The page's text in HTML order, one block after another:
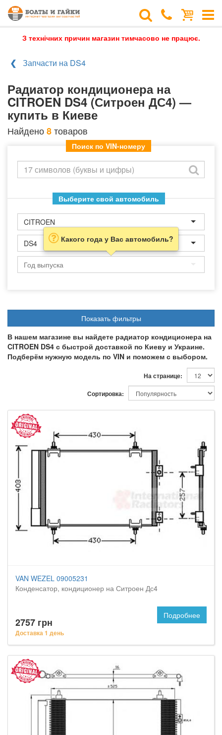
З технічних причин магазин тимчасово не працює.
Запчасти на DS4
Радиатор кондиционера на
CITROEN DS4 (Ситроен ДС4) —
купить в Киеве
Найдено8товаров
Поиск по VIN-номеру
Выберите свой автомобиль
CITROEN
DS4 Какого года у Вас автомобиль?
Показать фильтры
В нашем магазине вы найдете радиатор кондиционера на
CITROEN DS4 с быстрой доставкой по Киеву и Украине.
Подберём нужную модель по VIN и поможем с выбором.
На странице:
Сортировка:
VAN WEZEL 09005231
Конденсатор, кондиционер на Ситроен Дс4
2757 грн
Доставка 1 день
Подробнее